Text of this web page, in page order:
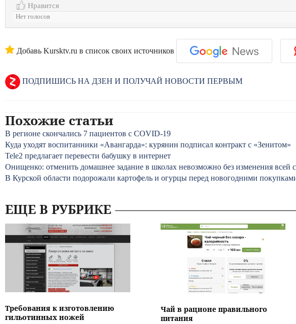
Нравится
Нет голосов
Добавь Kursktv.ru в список своих источников
ПОДПИШИСЬ НА ДЗЕН И ПОЛУЧАЙ НОВОСТИ ПЕРВЫМ
Похожие статьи
В регионе скончались 7 пациентов с COVID-19
Куда уходят воспитанники «Авангарда»: курянин подписал контракт с «Зенитом»
Tele2 предлагает перевести бабушку в интернет
Онищенко: отменить домашнее задание в школах невозможно без изменения всей
В Курской области подорожали картофель и огурцы перед новогодними
ЕЩЕ В РУБРИКЕ
Требования к изготовлению
гильотинных ножей
Чай в рационе правильного
питания